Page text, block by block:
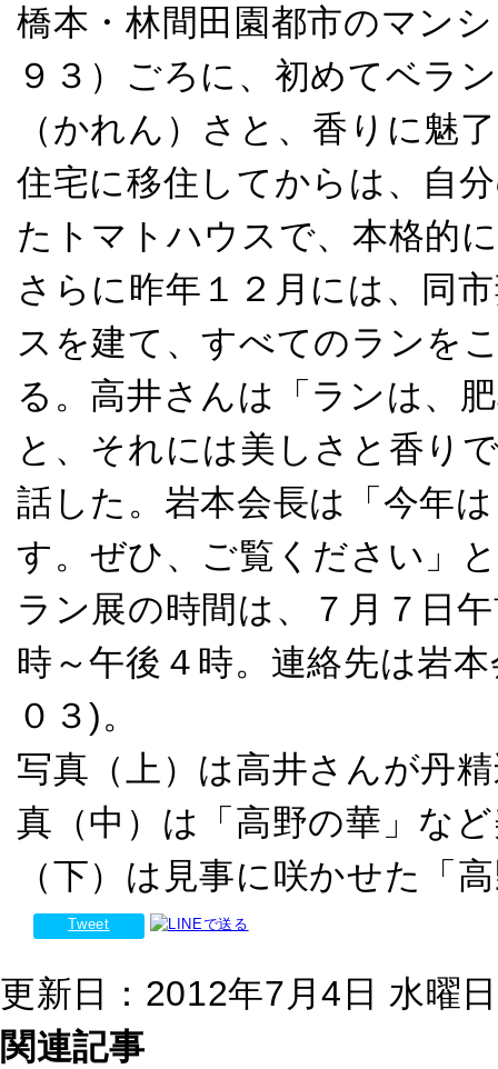
橋本・林間田園都市のマン
９３）ごろに、初めてベラ
（かれん）さと、香りに魅
住宅に移住してからは、自
たトマトハウスで、本格的
さらに昨年１２月には、同
スを建て、すべてのランを
る。高井さんは「ランは、
と、それには美しさと香り
話した。岩本会長は「今年
す。ぜひ、ご覧ください」
ラン展の時間は、７月７日
時～午後４時。連絡先は岩
０３)。
写真（上）は高井さんが丹
真（中）は「高野の華」な
（下）は見事に咲かせた「
Tweet
更新日：2012年7月4日 水曜
関連記事